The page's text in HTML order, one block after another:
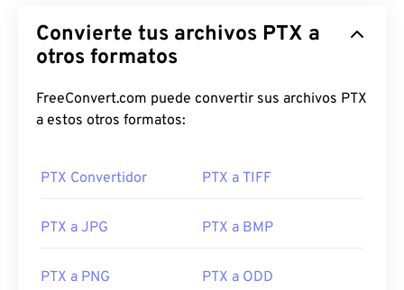
Convierte tus archivos PTX a
otros formatos
FreeConvert.com puede convertir sus archivos PTX
a estos otros formatos:
PTX Convertidor PTX a TIFF
PTX a JPG PTX a BMP
PTX a PNG PTX a ODD